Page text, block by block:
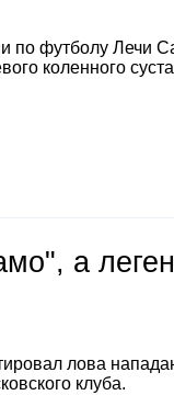
по футболу Лечи
коленного
а
лова
клуба.